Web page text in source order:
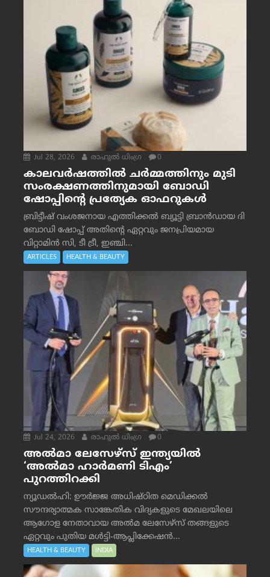
Jul 28, 2026 രാഹുല്‍ ധിംഗ്ര 0
കാലവർഷത്തിൽ ചർമ്മത്തിനും മുടി
സംരക്ഷണത്തിനുമായി ബോഡി
ഷോപ്പിന്റെ പ്രത്യേക ഓഫറുകൾ
ബ്രിട്ടീഷ് വംശജനായ എത്തിക്കൽ ബ്യൂട്ടി ബ്രാൻഡായ ദി
ബോഡി ഷോപ്പ് അതിന്റെ ഏറ്റവും ജനപ്രിയമായ
വിറ്റാമിൻ സി, ടീ ട്രീ, ഇഞ്ചി...
ARTICLES HEALTH & BEAUTY
Jul 24, 2026 രാഹുല്‍ ധിംഗ്ര 0
അൽമാ ലേസേഴ്സ് ഇന്ത്യയിൽ
‘അൽമാ ഹാർമണി ടിഎം’
പുറത്തിറക്കി
ന്യൂഡൽഹി: ഊർജ്ജ അധിഷ്ഠിത മെഡിക്കൽ
സൗന്ദര്യാത്മക സാങ്കേതിക വിദ്യകളുടെ മേഖലയിലെ
ആഗോള നേതാവായ അൽമ ലേസേഴ്സ് തങ്ങളുടെ
ഏറ്റവും പുതിയ മൾട്ടി-ആപ്ലിക്കേഷൻ...
HEALTH & BEAUTY INDIA